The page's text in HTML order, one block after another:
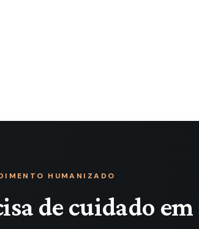
HUMANIZADO
de cuidado